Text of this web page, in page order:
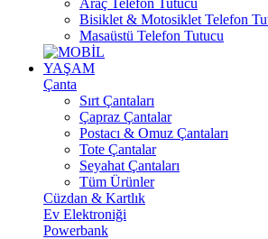
Araç Telefon Tutucu
Bisiklet & Motosiklet Telefon
Masaüstü Telefon Tutucu
YAŞAM
Çanta
Sırt Çantaları
Çapraz Çantalar
Postacı & Omuz Çantaları
Tote Çantalar
Seyahat Çantaları
Tüm Ürünler
Cüzdan & Kartlık
Ev Elektroniği
Powerbank